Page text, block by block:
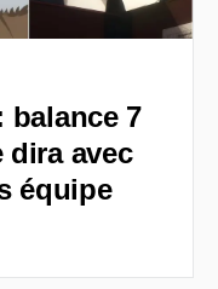
balance 7
avec
équipe